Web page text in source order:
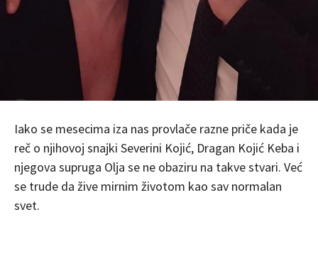
Iako se mesecima iza nas provlače razne priče kada je
reč o njihovoj snajki Severini Kojić, Dragan Kojić Keba i
njegova supruga Olja se ne obaziru na takve stvari. Već
se trude da žive mirnim životom kao sav normalan
svet.